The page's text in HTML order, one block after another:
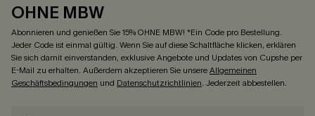
OHNE MBW
Abonnieren und genießen Sie 15% OHNE MBW! *Ein Code pro Bestellung.
Jeder Code ist einmal gültig. Wenn Sie auf diese Schaltfläche klicken, erklären
Sie sich damit einverstanden, exklusive Angebote und Updates von Cupshe per
E-Mail zu erhalten. Außerdem akzeptieren Sie unsereAllgemeinen
Geschäftsbedingungen und Datenschutzrichtlinien. Jederzeit abbestellen.